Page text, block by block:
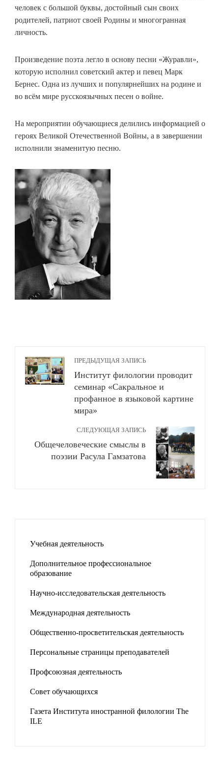
человек с большой буквы, достойный сын своих
родителей, патриот своей Родины и многогранная
личность.
Произведение поэта легло в основу песни «Журавли»,
которую исполнил советский актер и певец Марк
Бернес. Одна из лучших и популярнейших на родине и
во всём мире русскоязычных песен о войне.
На мероприятии обучающиеся делились информацией о
героях Великой Отечественной Войны, а в завершении
исполнили знаменитую песню.
ПРЕДЫДУЩАЯ ЗАПИСЬ
Институт филологии проводит
семинар «Сакральное и
профанное в языковой картине
мира»
СЛЕДУЮЩАЯ ЗАПИСЬ
Общечеловеческие смыслы в
поэзии Расула Гамзатова
Учебная деятельность
Дополнительное профессиональное
образование
Научно-исследовательская деятельность
Международная деятельность
Общественно-просветительская деятельность
Персональные страницы преподавателей
Профсоюзная деятельность
Совет обучающихся
Газета Института иностранной филологии The
ILE